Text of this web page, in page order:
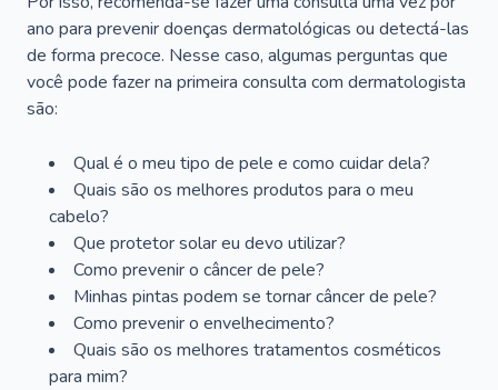
ano para prevenir doenças dermatológicas ou detectá-las
de forma precoce. Nesse caso, algumas perguntas que
você pode fazer na primeira consulta com dermatologista
são:
Qual é o meu tipo de pele e como cuidar dela?
Quais são os melhores produtos para o meu
cabelo?
Que protetor solar eu devo utilizar?
Como prevenir o câncer de pele?
Minhas pintas podem se tornar câncer de pele?
Como prevenir o envelhecimento?
Quais são os melhores tratamentos cosméticos
para mim?